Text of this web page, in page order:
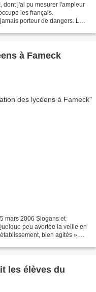
dont j'ai pu mesurer l'ampleur
les français.
porteur de dangers. La
à Fameck
mars 2006 Slogans et
peu avortée la veille en
bien agités »,
les élèves du